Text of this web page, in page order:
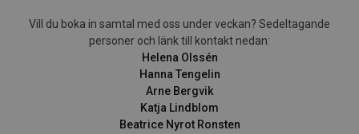
Vill du boka in samtal med oss under veckan? Sedeltagande
personer och länk till kontakt nedan:
Helena Olssén
Hanna Tengelin
Arne Bergvik
Katja Lindblom
Beatrice Nyrot Ronsten